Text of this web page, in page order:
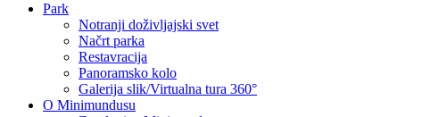
Park
Notranji doživljajski svet
Načrt parka
Restavracija
Panoramsko kolo
Galerija slik/Virtualna tura 360°
O Minimundusu